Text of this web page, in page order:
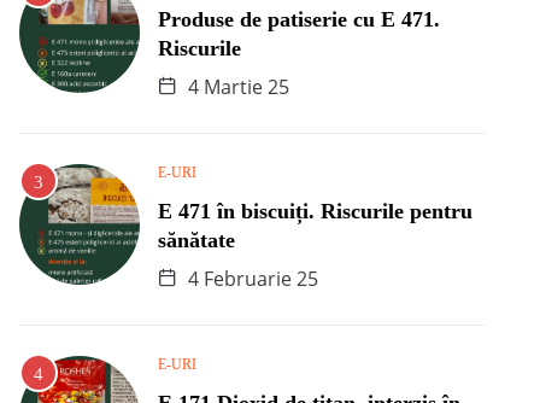
Produse de patiserie cu E 471.
Riscurile
4 Martie 25
E-URI
E 471 în biscuiți. Riscurile pentru
sănătate
4 Februarie 25
E-URI